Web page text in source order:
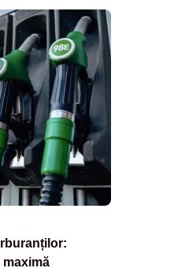
maximă